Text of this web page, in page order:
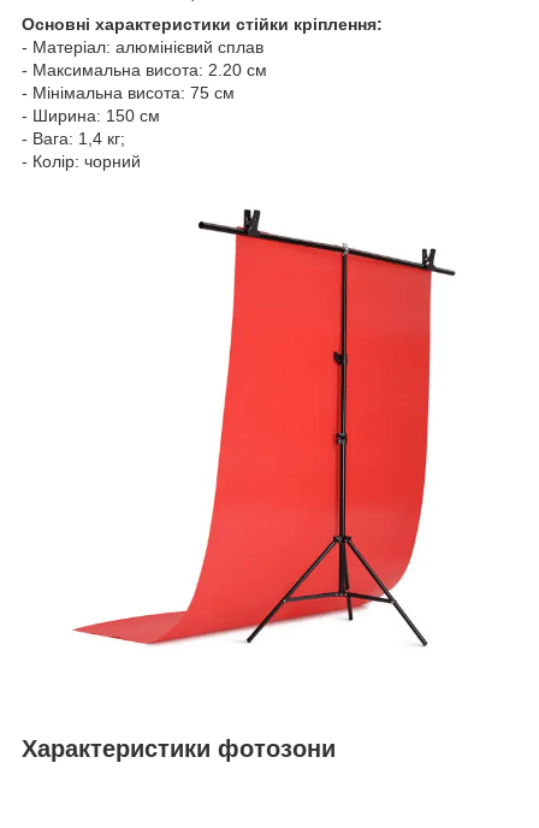
Основні характеристики стійки кріплення:
- Матеріал: алюмінієвий сплав
- Максимальна висота: 2.20 см
- Мінімальна висота: 75 см
- Ширина: 150 см
- Вага: 1,4 кг;
- Колір: чорний
Характеристики фотозони